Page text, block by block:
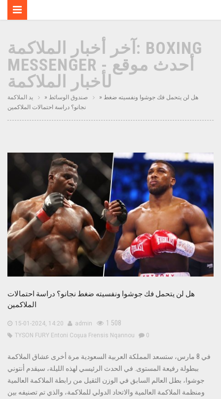
آخر أخبار الملاكمة: BOXING
MESSENGER - أحدث موقع
لأخبار الملاكمة
يد الملاكمة » صندوق الوسائط
» هل لن يتحمل فك جوشوا ونفسيته ضغط
نجانو؟ دراسة احتمالات الملاكمين
هل لن يتحمل فك جوشوا ونفسيته ضغط نجانو؟ دراسة احتمالات
الملاكمين
15-01-2024, 14:20 admin 1 508
TYSON FURY Entoni Coşua Frensis Nqannou 0
في 8 مارس، ستسعد المملكة العربية السعودية مرة أخرى عشاق الملاكمة
ببطولة رفيعة المستوى. في الحدث الرئيسي لهذه الليلة، سيقدم أنتوني
جوشوا، بطل العالم السابق في الوزن الثقيل من رابطة الملاكمة العالمية
ومنظمة الملاكمة العالمية والاتحاد الدولي للملاكمة، والذي تم تصنيفه بين